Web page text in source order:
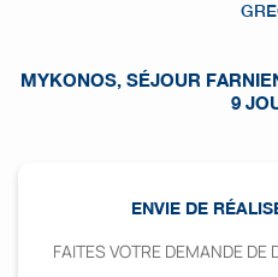
MYKONOS, SÉJOUR
9
ENVIE DE
FAITES VOTRE DEMANDE DE